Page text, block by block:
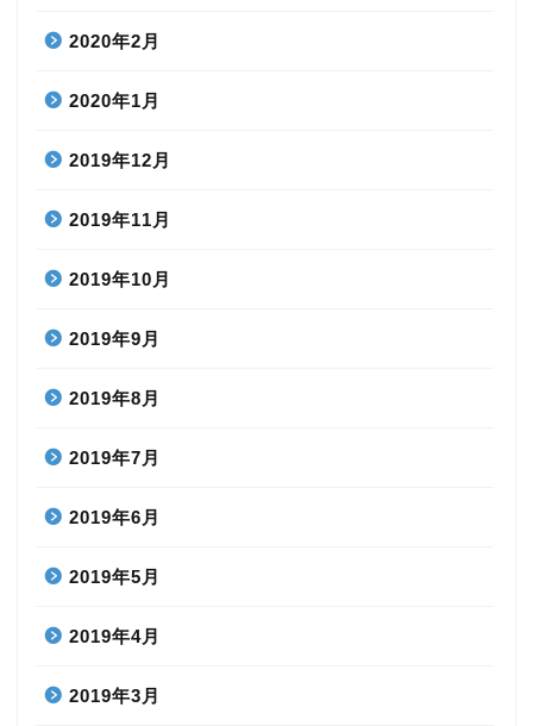
2020年2月
2020年1月
2019年12月
2019年11月
2019年10月
2019年9月
2019年8月
2019年7月
2019年6月
2019年5月
2019年4月
2019年3月